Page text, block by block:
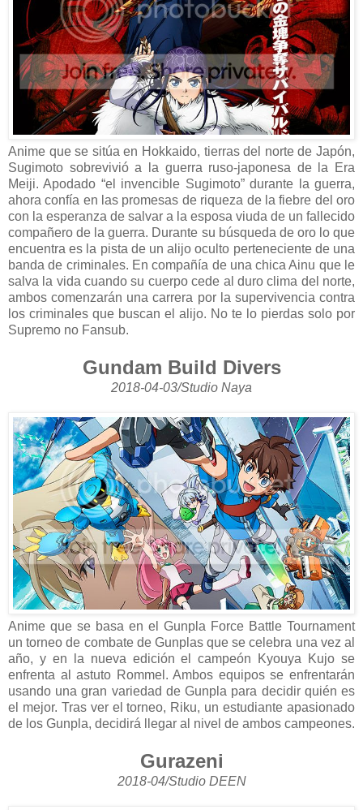
Anime que se sitúa en Hokkaido, tierras del norte de Japón,
Sugimoto sobrevivió a la guerra ruso-japonesa de la Era
Meiji. Apodado “el invencible Sugimoto” durante la guerra,
ahora confía en las promesas de riqueza de la fiebre del oro
con la esperanza de salvar a la esposa viuda de un fallecido
compañero de la guerra. Durante su búsqueda de oro lo que
encuentra es la pista de un alijo oculto perteneciente de una
banda de criminales. En compañía de una chica Ainu que le
salva la vida cuando su cuerpo cede al duro clima del norte,
ambos comenzarán una carrera por la supervivencia contra
los criminales que buscan el alijo. No te lo pierdas solo por
Supremo no Fansub.
Gundam Build Divers
2018-04-03/Studio Naya
Anime que se basa en el Gunpla Force Battle Tournament
un torneo de combate de Gunplas que se celebra una vez al
año, y en la nueva edición el campeón Kyouya Kujo se
enfrenta al astuto Rommel. Ambos equipos se enfrentarán
usando una gran variedad de Gunpla para decidir quién es
el mejor. Tras ver el torneo, Riku, un estudiante apasionado
de los Gunpla, decidirá llegar al nivel de ambos campeones.
Gurazeni
2018-04/Studio DEEN